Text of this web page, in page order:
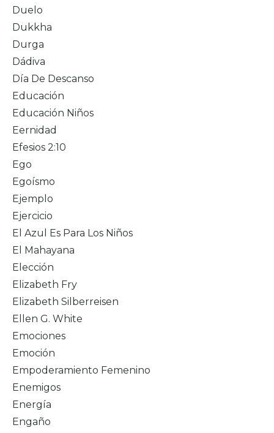
Duelo
Dukkha
Durga
Dádiva
Día De Descanso
Educación
Educación Niños
Eernidad
Efesios 2:10
Ego
Egoísmo
Ejemplo
Ejercicio
El Azul Es Para Los Niños
El Mahayana
Elección
Elizabeth Fry
Elizabeth Silberreisen
Ellen G. White
Emociones
Emoción
Empoderamiento Femenino
Enemigos
Energía
Engaño